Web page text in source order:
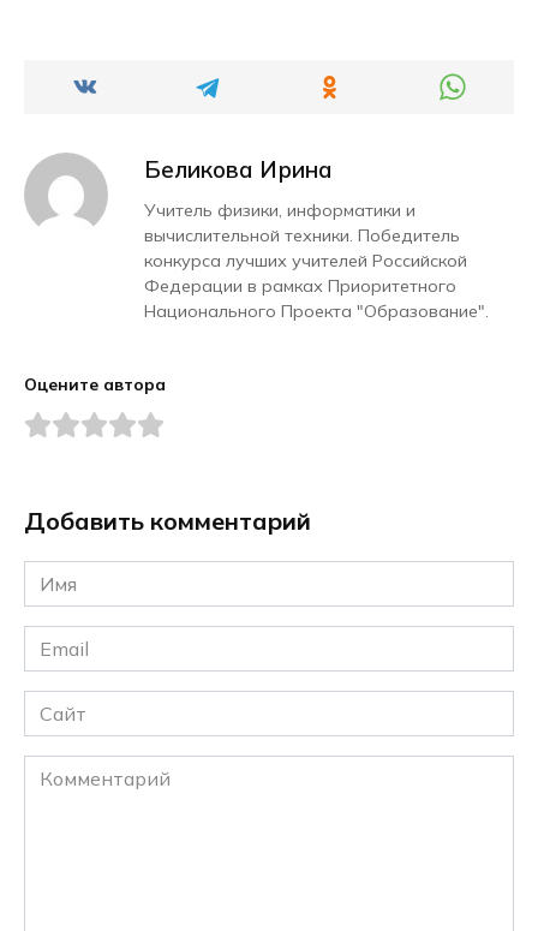
Беликова Ирина
Учитель физики, информатики и
вычислительной техники. Победитель
конкурса лучших учителей Российской
Федерации в рамках Приоритетного
Национального Проекта "Образование".
Оцените автора
Добавить комментарий
Имя
*
Email
*
Сайт
Комментарий